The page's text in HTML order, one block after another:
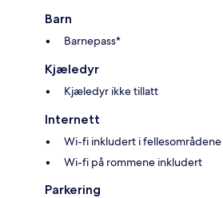
Barn
Barnepass*
Kjæledyr
Kjæledyr ikke tillatt
Internett
Wi-fi inkludert i fellesområdene
Wi-fi på rommene inkludert
Parkering